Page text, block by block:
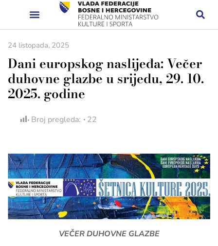
24 listopada, 2025
Dani europskog naslijeđa: Večer
duhovne glazbe u srijedu, 29. 10.
2025. godine
Broj pregleda: 22
VEČER DUHOVNE GLAZBE